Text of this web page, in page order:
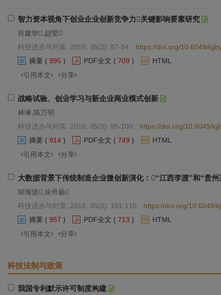
智力资本视角下创业企业创新竞争力关键影响要素研究
肖建华,赵莹
科技进步与对策. 2018, 35(3): 87-94.
https://doi.org/10.6049/
摘要 ( 995 ) PDF全文 ( 709 )
HTML
引用本文
分享
战略试验、创业学习与新企业商业模式创新
林琳,陈万明
科技进步与对策. 2018, 35(3): 95-100.
https://doi.org/10.6049/
摘要 ( 914 ) PDF全文 ( 749 )
HTML
引用本文
分享
大数据背景下传统制造企业微创新演化：“江西李渡”和“贵
胡海波,涂舟扬
科技进步与对策. 2018, 35(3): 101-110.
https://doi.org/10.6049/
摘要 ( 957 ) PDF全文 ( 713 )
HTML
引用本文
分享
科技法制与政策
我国专利默示许可制度构建